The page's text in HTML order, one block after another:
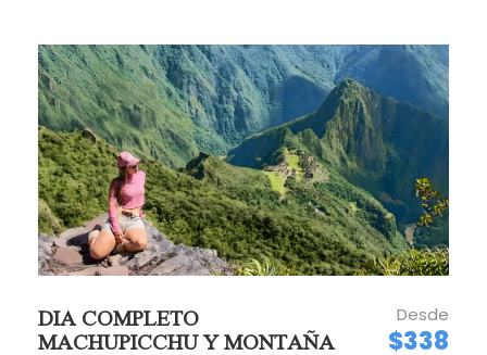
DIA COMPLETO
MACHUPICCHU Y MONTAÑA
Desde
$338